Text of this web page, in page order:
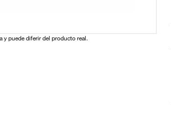
y puede diferir del producto real.